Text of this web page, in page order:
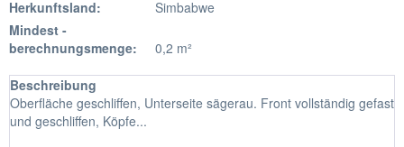
Herkunftsland:
Simbabwe
Mindest -
berechnungsmenge:
0,2 m²
Beschreibung
Oberfläche geschliffen, Unterseite sägerau. Front vollständig gefast
und geschliffen, Köpfe...